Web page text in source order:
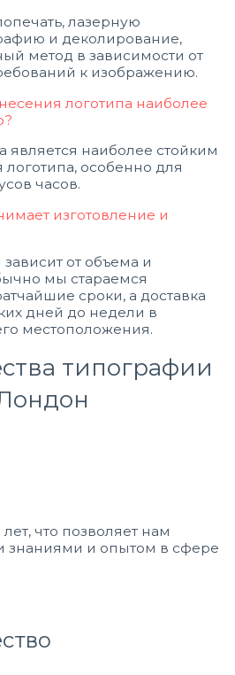
лазерную
и деколирование,
метод в зависимости от
к изображению.
логотипа наиболее
является наиболее стойким
особенно для
часов.
изготовление и
от объема и
мы стараемся
сроки, а доставка
дней до недели в
местоположения.
типографии
что позволяет нам
знаниями и опытом в сфере